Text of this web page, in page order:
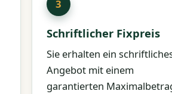
Schriftlicher Fixpreis
Sie erhalten ein
Angebot mit einem
garantierten